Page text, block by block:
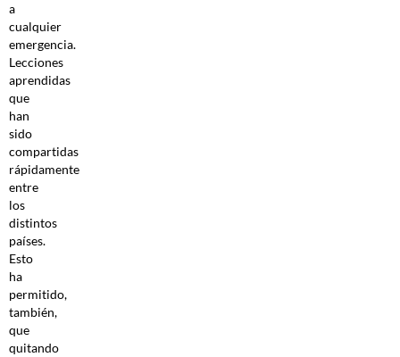
a
cualquier
emergencia.
Lecciones
aprendidas
que
han
sido
compartidas
rápidamente
entre
los
distintos
países.
Esto
ha
permitido,
también,
que
quitando